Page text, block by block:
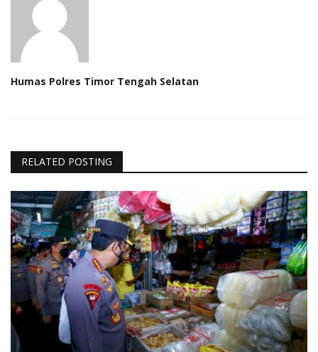
Humas Polres Timor Tengah Selatan
RELATED POSTING